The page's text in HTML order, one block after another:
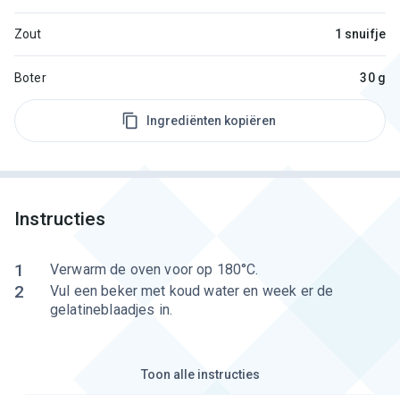
Zout 1 snuifje
Boter 30 g
Ingrediënten kopiëren
Instructies
1 Verwarm de oven voor op 180°C.
2
Vul een beker met koud water en week er de
gelatineblaadjes in.
Toon alle instructies